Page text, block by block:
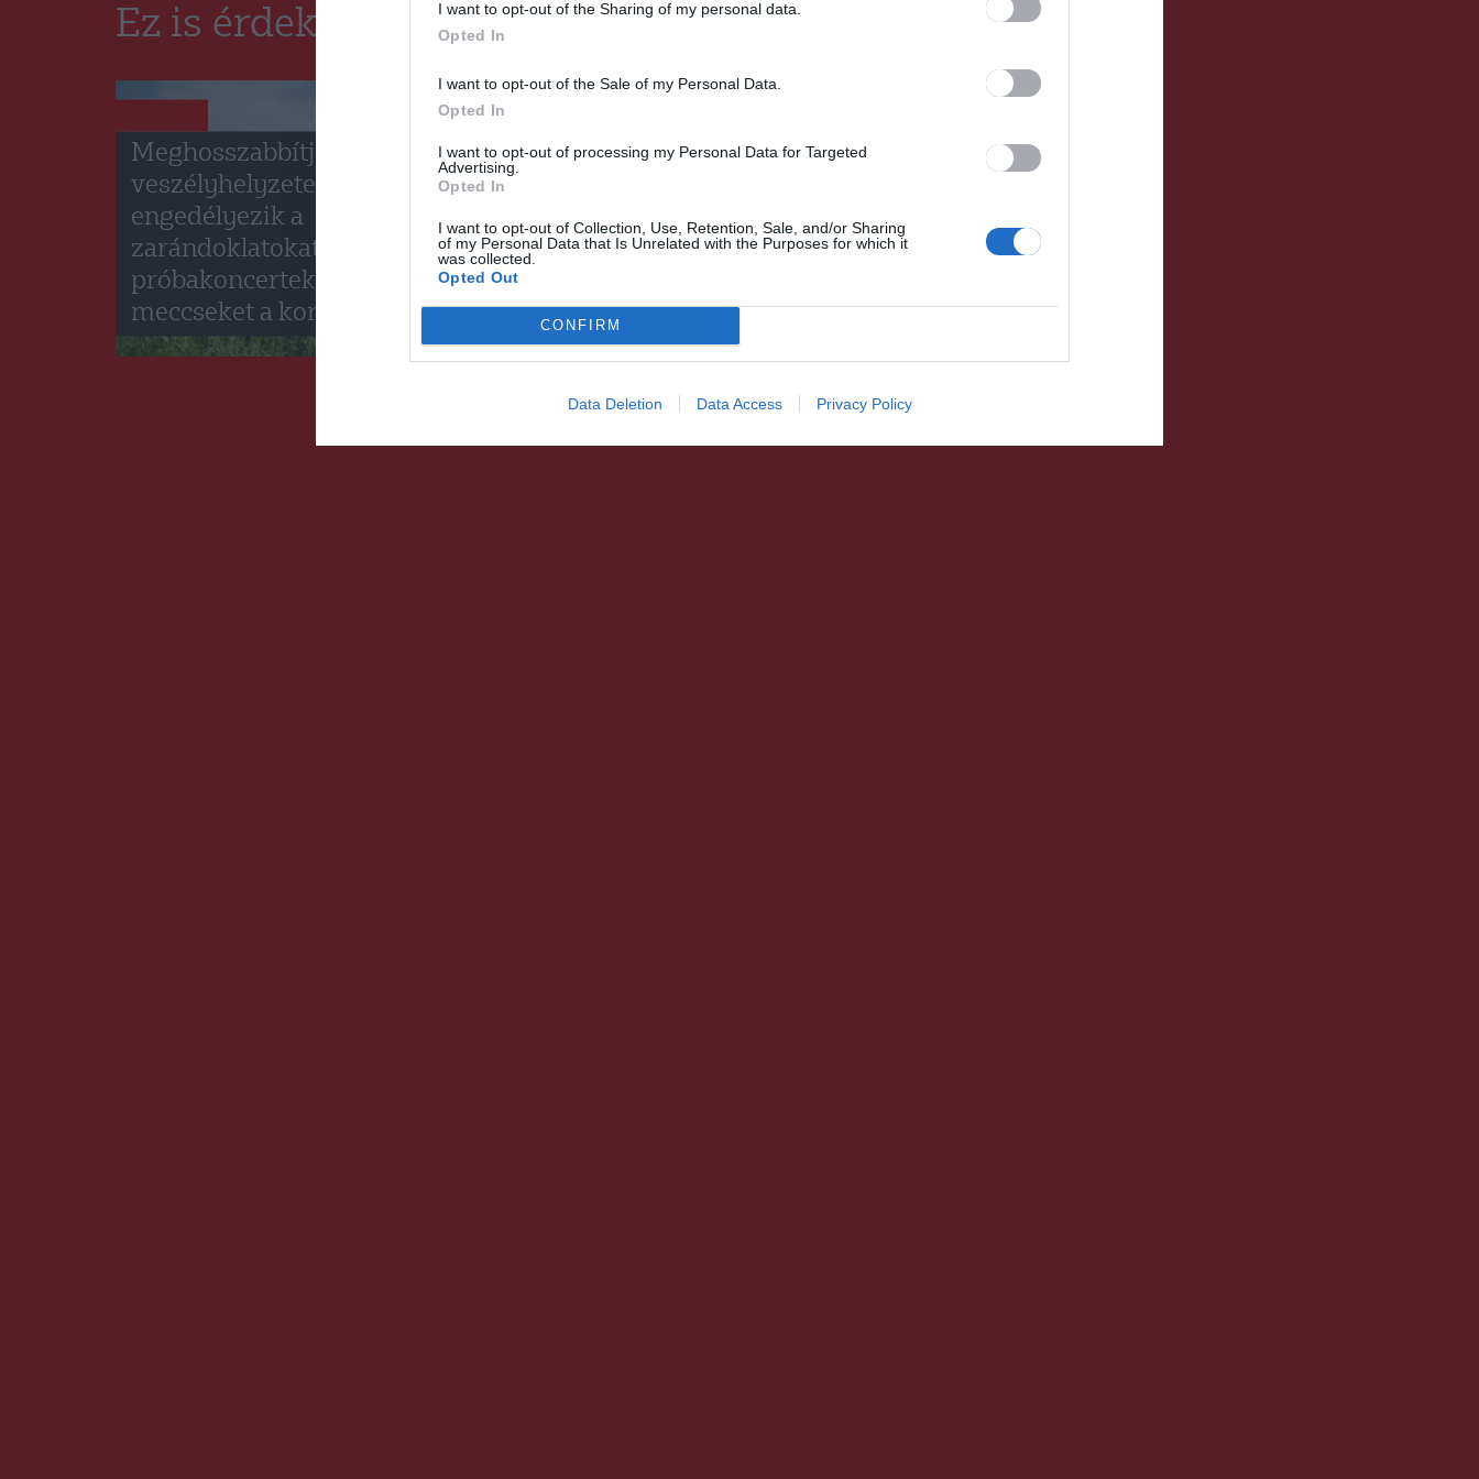
I want to opt-out of the Sharing of my personal data.
Opted In
I want to opt-out of the Sale of my Personal Data.
Opted In
I want to opt-out of processing my Personal Data for Targeted
Advertising.
Opted In
I want to opt-out of Collection, Use, Retention, Sale, and/or Sharing
of my Personal Data that Is Unrelated with the Purposes for which it
was collected.
Opted Out
CONFIRM
Data Deletion Data Access Privacy Policy
Ez is érdekelheti
Meghosszabbítja a
veszélyhelyzetet, de
engedélyezik a
zarándoklatokat, és a
próbakoncerteket, -
meccseket a kormány
UDVARHELYSZÉK
Nagygalambfalván